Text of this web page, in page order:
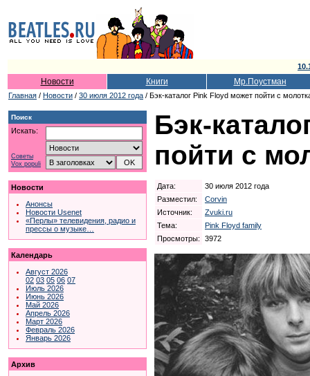
Новости Книги Мр.Поустман
Главная / Новости / 30 июля 2012 года / Бэк-каталог Pink Floyd может пойти с
Поиск
Искать:
Советы
Vox populi
Новости
Анонсы
Новости Usenet
«Перлы» телевидения, радио и
прессы о музыке…
Календарь
Август 2026
02 03 05 06 07
Июль 2026
Июнь 2026
Май 2026
Апрель 2026
Март 2026
Февраль 2026
Январь 2026
Архив
Бэк-
пойти с
Дата:
30 июля 2012 года
Разместил:
Corvin
Источник:
Zvuki.ru
Тема:
Pink Floyd family
Просмотры:
3972